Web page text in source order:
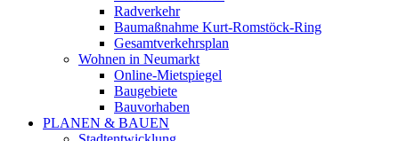
Radverkehr
Baumaßnahme Kurt-Romstöck-Ring
Gesamtverkehrsplan
Wohnen in Neumarkt
Online-Mietspiegel
Baugebiete
Bauvorhaben
PLANEN & BAUEN